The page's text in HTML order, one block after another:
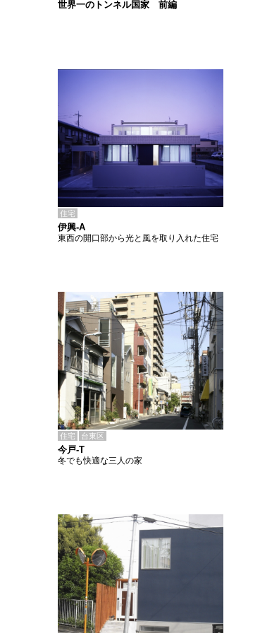
世界一のトンネル国家 前編
住宅
伊興-A
東西の開口部から光と風を取り入れた住宅
住宅 台東区
今戸-T
冬でも快適な三人の家